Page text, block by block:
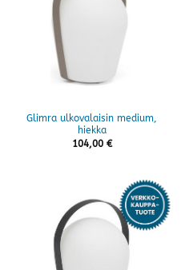
Glimra ulkovalaisin medium,
hiekka
104,00 €